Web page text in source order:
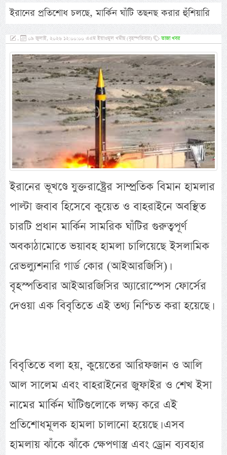
ইরানের প্রতিশোধ চলছে, মার্কিন ঘাঁটি তছনছ করার হুঁশিয়ারি
, ০৯ জুলাই, ২০২৬ ১২:০০:০০ এএম ইয়াওমুল খমীছ (বৃহস্পতিবার) তাজা খবর
ইরানের ভূখণ্ডে যুক্তরাষ্ট্রের সাম্প্রতিক বিমান হামলার
পাল্টা জবাব হিসেবে কুয়েত ও বাহরাইনে অবস্থিত
চারটি প্রধান মার্কিন সামরিক ঘাঁটির গুরুত্বপূর্ণ
অবকাঠামোতে ভয়াবহ হামলা চালিয়েছে ইসলামিক
রেভল্যুশনারি গার্ড কোর (আইআরজিসি)।
বৃহস্পতিবার আইআরজিসির অ্যারোস্পেস ফোর্সের
দেওয়া এক বিবৃতিতে এই তথ্য নিশ্চিত করা হয়েছে।
বিবৃতিতে বলা হয়, কুয়েতের আরিফজান ও আলি
আল সালেম এবং বাহরাইনের জুফাইর ও শেখ ইসা
নামের মার্কিন ঘাঁটিগুলোকে লক্ষ্য করে এই
প্রতিশোধমূলক হামলা চালানো হয়েছে। এসব
হামলায় ঝাঁকে ঝাঁকে ক্ষেপণাস্ত্র এবং ড্রোন ব্যবহার